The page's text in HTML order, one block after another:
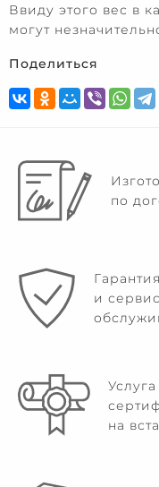
Ввиду этого вес в
могут
Поделиться
по
Гарантия
и
на